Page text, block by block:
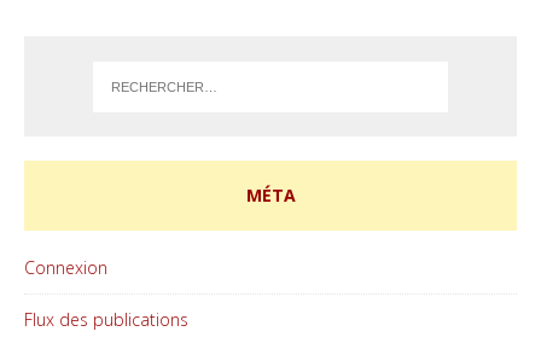
MÉTA
Connexion
Flux des publications